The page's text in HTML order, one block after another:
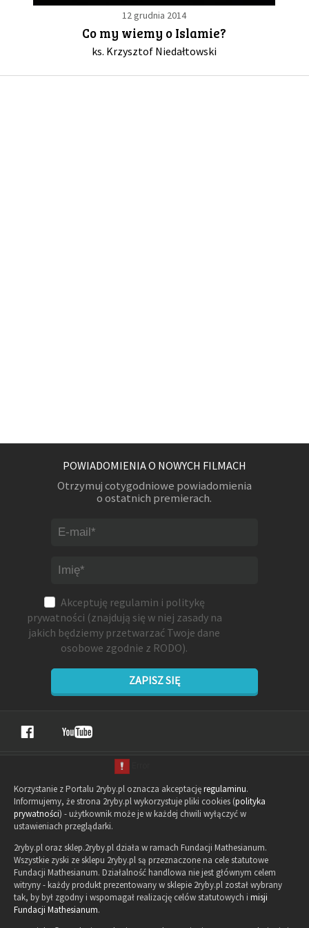
GALERIA
DRUŻYNA
12 grudnia 2014
Co my wiemy o Islamie?
ks. Krzysztof Niedałtowski
POWIADOMIENIA O NOWYCH FILMACH
Otrzymuj cotygodniowe powiadomienia
o ostatnich premierach.
Akceptuję regulamin i politykę
prywatności (znajdują się w niej zasady na
jakich będziemy przetwarzać Twoje dane
osobowe zgodnie z RODO).
ZAPISZ SIĘ
Korzystanie z Portalu 2ryby.pl oznacza akceptacjęregulaminu.
Informujemy, że strona 2ryby.pl wykorzystuje pliki cookies (polityka
prywatności) - użytkownik może je w każdej chwili wyłączyć w
ustawieniach przeglądarki.
2ryby.pl oraz sklep.2ryby.pl działa w ramach Fundacji Mathesianum.
Wszystkie zyski ze sklepu 2ryby.pl są przeznaczone na cele statutowe
Fundacji Mathesianum. Działalność handlowa nie jest głównym celem
witryny - każdy produkt prezentowany w sklepie 2ryby.pl został wybrany
tak, by był zgodny i wspomagał realizację celów statutowych i misji
Fundacji Mathesianum.